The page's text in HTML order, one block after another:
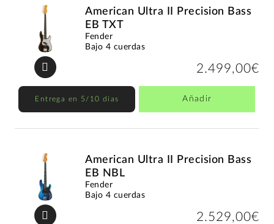
American Ultra II Precision Bass
EB TXT
Fender
Bajo 4 cuerdas
2.499,00€
Entrega en 5/10 días Añadir
American Ultra II Precision Bass
EB NBL
Fender
Bajo 4 cuerdas
2.529,00€